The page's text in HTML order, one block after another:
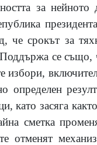
за
че срокът за
се също,
избори,
определен
като засяга
сметка
отменят